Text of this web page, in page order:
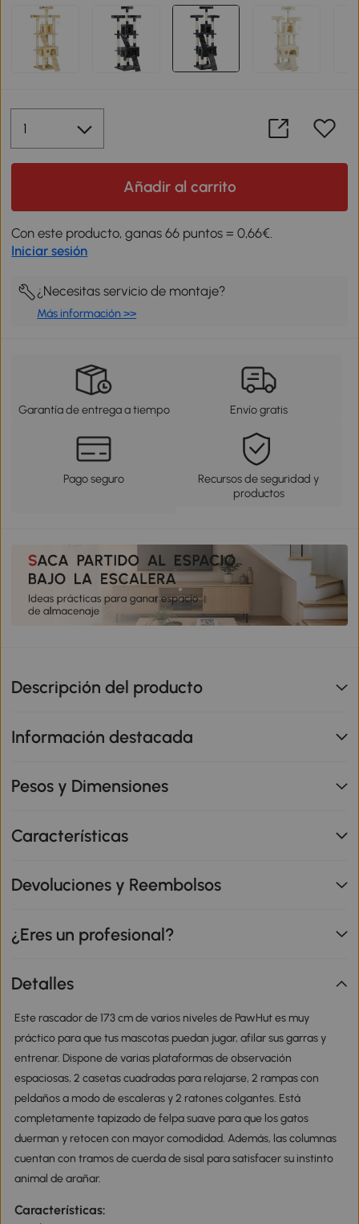
Añadir al carrito
Con este producto, ganas 66 puntos = 0,66€.
Iniciar sesión
¿Necesitas servicio de montaje?
Más información >>
Garantía de entrega a tiempo Envío gratis
Pago seguro
Recursos de seguridad y
productos
Descripción del producto
Información destacada
Pesos y Dimensiones
Características
Devoluciones y Reembolsos
¿Eres un profesional?
Detalles
Este rascador de 173 cm de varios niveles de PawHut es muy
práctico para que tus mascotas puedan jugar, afilar sus garras y
entrenar. Dispone de varias plataformas de observación
espaciosas, 2 casetas cuadradas para relajarse, 2 rampas con
peldaños a modo de escaleras y 2 ratones colgantes. Está
completamente tapizado de felpa suave para que los gatos
duerman y retocen con mayor comodidad. Además, las columnas
cuentan con tramos de cuerda de sisal para satisfacer su instinto
animal de arañar.
Características: